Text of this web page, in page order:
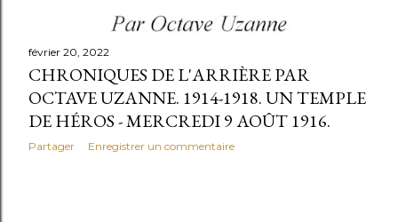
février 20, 2022
CHRONIQUES DE L'ARRIÈRE PAR
OCTAVE UZANNE. 1914-1918. UN TEMPLE
DE HÉROS - MERCREDI 9 AOÛT 1916.
Partager Enregistrer un commentaire